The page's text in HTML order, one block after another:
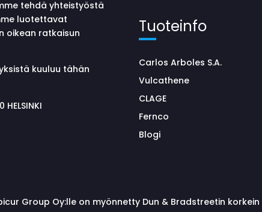
tehdä yhteistyöstä
luotettavat
oikean ratkaisun
kuuluu tähän
Tuoteinfo
Carlos Arboles S.A.
Vulcathene
CLAGE
Fernco
Blogi
Group Oy:lle on myönnetty Dun & Bradstreetin korkein